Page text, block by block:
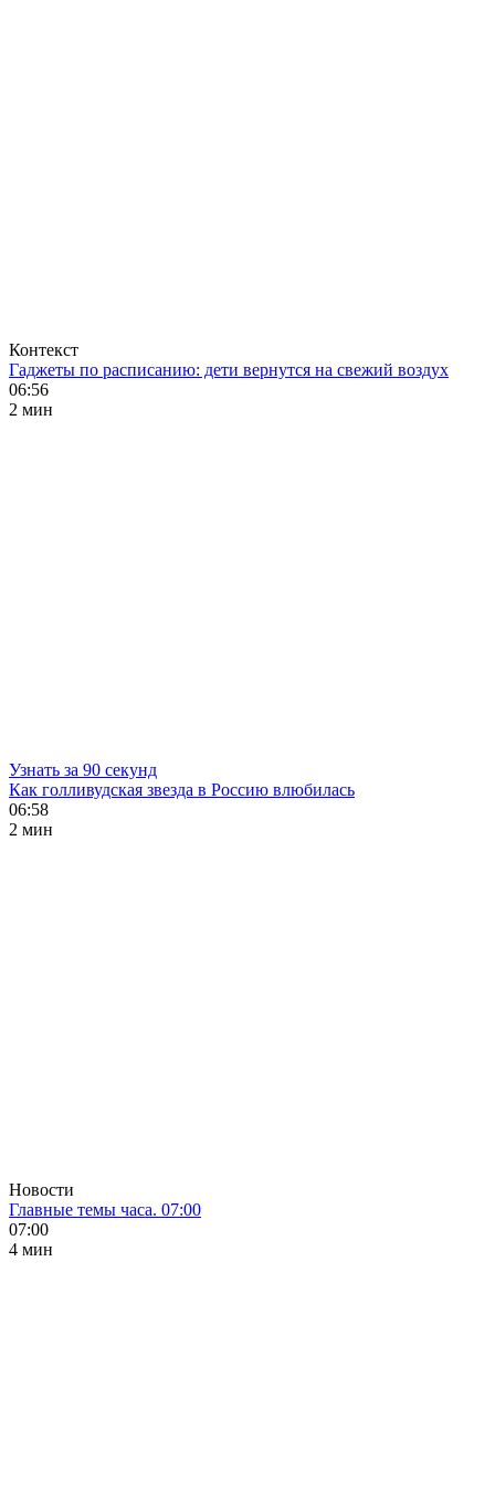
Контекст
Гаджеты по расписанию: дети вернутся на свежий воздух
06:56
2 мин
Узнать за 90 секунд
Как голливудская звезда в Россию влюбилась
06:58
2 мин
Новости
Главные темы часа. 07:00
07:00
4 мин